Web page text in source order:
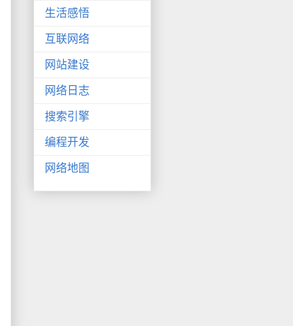
生活感悟
互联网络
网站建设
网络日志
搜索引擎
编程开发
网络地图